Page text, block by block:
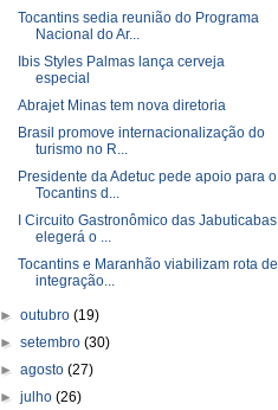
Tocantins sedia reunião do Programa
Nacional do Ar...
Ibis Styles Palmas lança cerveja
especial
Abrajet Minas tem nova diretoria
Brasil promove internacionalização do
turismo no R...
Presidente da Adetuc pede apoio para o
Tocantins d...
I Circuito Gastronômico das Jabuticabas
elegerá o ...
Tocantins e Maranhão viabilizam rota de
integração...
►outubro(19)
►setembro(30)
►agosto(27)
►julho(26)